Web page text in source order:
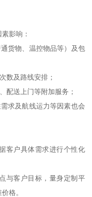
影响：
货物、温控物品等）及包
数及路线安排；
配送上门等附加服务；
求及航线运力等因素也会
客户具体需求进行个性化
与客户目标，量身定制平
格。